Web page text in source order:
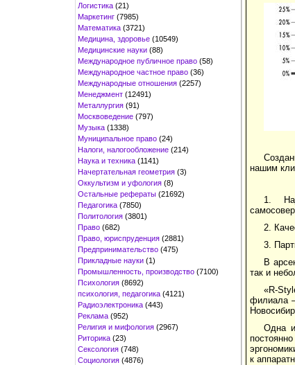
Логистика (21)
Маркетинг (7985)
Математика (3721)
Медицина, здоровье (10549)
Медицинские науки (88)
Международное публичное право (58)
Международное частное право (36)
Международные отношения (2257)
Менеджмент (12491)
Металлургия (91)
Москвоведение (797)
Музыка (1338)
Муниципальное право (24)
Налоги, налогообложение (214)
Наука и техника (1141)
Начертательная геометрия (3)
Оккультизм и уфология (8)
Остальные рефераты (21692)
Педагогика (7850)
Политология (3801)
Право (682)
Право, юриспруденция (2881)
Предпринимательство (475)
Прикладные науки (1)
Промышленность, производство (7100)
Психология (8692)
психология, педагогика (4121)
Радиоэлектроника (443)
Реклама (952)
Религия и мифология (2967)
Риторика (23)
Сексология (748)
Социология (4876)
нашим
1.
2.
3.
В
так и
«R-
филиала
Одна
к